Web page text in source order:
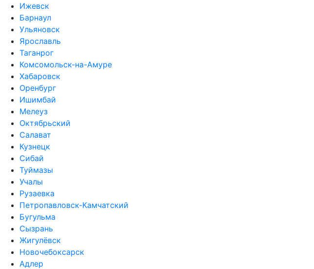
Ижевск
Барнаул
Ульяновск
Ярославль
Таганрог
Комсомольск-на-Амуре
Хабаровск
Оренбург
Ишимбай
Мелеуз
Октябрьский
Салават
Кузнецк
Сибай
Туймазы
Учалы
Рузаевка
Петропавловск-Камчатский
Бугульма
Сызрань
Жигулёвск
Новочебоксарск
Адлер